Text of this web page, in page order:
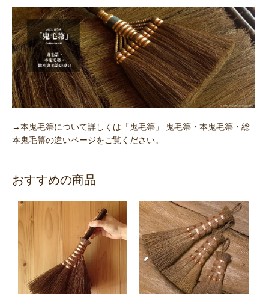
→本鬼毛箒について詳しくは「鬼毛箒」 鬼毛箒・本鬼毛箒・総
本鬼毛箒の違いページをご覧ください。
おすすめの商品